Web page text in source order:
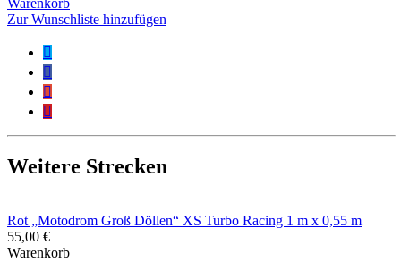
Warenkorb
Zur Wunschliste hinzufügen




Weitere Strecken
Rot „Motodrom Groß Döllen“ XS Turbo Racing 1 m x 0,55 m
55,00 €
Warenkorb